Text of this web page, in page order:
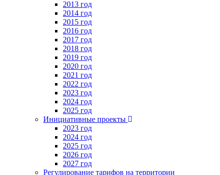
2013 год
2014 год
2015 год
2016 год
2017 год
2018 год
2019 год
2020 год
2021 год
2022 год
2023 год
2024 год
2025 год
Инициативные проекты
2023 год
2024 год
2025 год
2026 год
2027 год
Регулирование тарифов на территории